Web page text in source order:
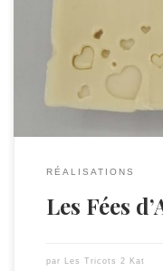
d’huile végétale de
propriétés apaisantes,
d’origine végétale, ce
pour les peaux à […]
RÉALISATIONS
Les Fées
par Les Tricots 2 Kat